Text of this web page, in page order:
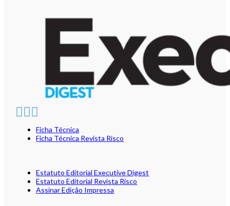
Ficha Técnica
Ficha Técnica Revista Risco
Estatuto Editorial Executive Digest
Estatuto Editorial Revista Risco
Assinar Edição Impressa